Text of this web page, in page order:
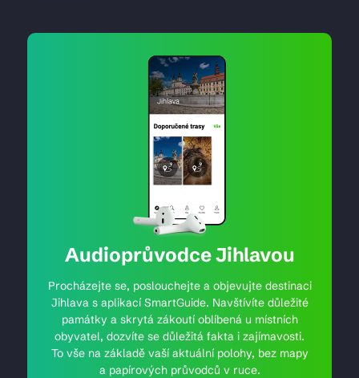
Audioprůvodce Jihlavou
Procházejte se, poslouchejte a objevujte destinaci
Jihlava s aplikací SmartGuide. Navštívíte důležité
památky a skrytá zákoutí oblíbená u místních
obyvatel, dozvíte se důležitá fakta i zajímavosti.
To vše na základě vaší aktuální polohy, bez mapy
a papírových průvodců v ruce.